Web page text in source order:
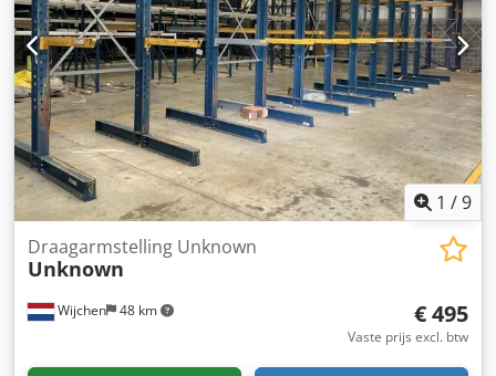
1 /9
Wijchen 48 km
Draagarmstelling Unknown
Unknown
€ 495
Vaste prijs excl. btw